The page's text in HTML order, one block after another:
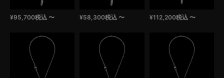
¥95,700税込 〜 ¥58,300税込 〜 ¥112,200税込 〜